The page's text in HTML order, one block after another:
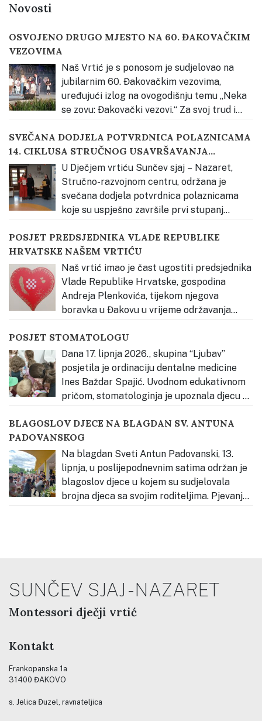
Novosti
OSVOJENO DRUGO MJESTO NA 60. ĐAKOVAČKIM
VEZOVIMA
Naš Vrtić je s ponosom je sudjelovao na
jubilarnim 60. Đakovačkim vezovima,
uređujući izlog na ovogodišnju temu „Neka
se zovu: Đakovački vezovi.“ Za svoj trud i
obrazovnih ustanova. Priprema za izradu izloga
započela je upoznavanjem djece s bogatstvom
slavonske tradicije kroz neposredno iskustvo.…
SVEČANA DODJELA POTVRDNICA POLAZNICAMA
14. CIKLUSA STRUČNOG USAVRŠAVANJA
KATEHEZE DOBROGA PASTIRA
U Dječjem vrtiću Sunčev sjaj – Nazaret,
Stručno-razvojnom centru, održana je
svečana dodjela potvrdnica polaznicama
koje su uspješno završile prvi stupanj
Montessori pedagogije – Kateheza Dobroga Pastira.
Svečanost je otvorena glazbenim nastupom djece,
nakon čega je okupljene pozdravila s. Estera Radičević,
predstavnica Osnivača Dječjeg…
POSJET PREDSJEDNIKA VLADE REPUBLIKE
HRVATSKE NAŠEM VRTIĆU
Naš vrtić imao je čast ugostiti predsjednika
Vlade Republike Hrvatske, gospodina
Andreja Plenkovića, tijekom njegova
boravka u Đakovu u vrijeme održavanja
pjesmom te mu uručila prigodan poklon – dječji rad
izrađen povodom Đakovačkih vezova, kao znak
dobrodošlice i ljubavi prema našem gradu, Slavoniji…
POSJET STOMATOLOGU
Dana 17. lipnja 2026., skupina “Ljubav”
posjetila je ordinaciju dentalne medicine
Ines Baždar Spajić. Uvodnom edukativnom
pričom, stomatologinja je upoznala djecu sa
zube. Djeca su se potom hrabro “provozala” na
stomatološkoj stolici i čistili naslage na modelu zubala
kako bi vidjeli kako…
BLAGOSLOV DJECE NA BLAGDAN SV. ANTUNA
PADOVANSKOG
Na blagdan Sveti Antun Padovanski, 13.
lipnja, u poslijepodnevnim satima održan je
blagoslov djece u kojem su sudjelovala
brojna djeca sa svojim roditeljima. Pjevanje
SUNČEV SJAJ - NAZARET
Montessori dječji vrtić
Kontakt
Frankopanska 1a
31400 ĐAKOVO
s. Jelica Đuzel, ravnateljica